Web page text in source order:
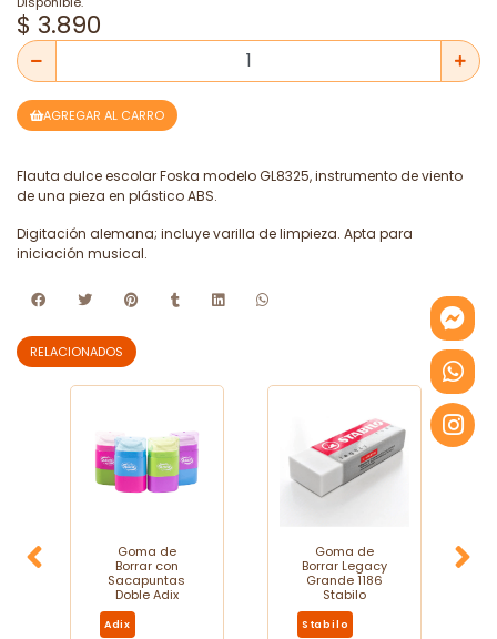
$ 3.890
AGREGAR AL CARRO
Flauta dulce escolar Foska modelo GL8325, instrumento de viento
de una pieza en plástico ABS.
Digitación alemana; incluye varilla de limpieza. Apta para
iniciación musical.
Goma de
Borrar con
Sacapuntas
Doble Adix
Adix
Goma de
Borrar Legacy
Grande 1186
Stabilo
Stabilo
RELACIONADOS